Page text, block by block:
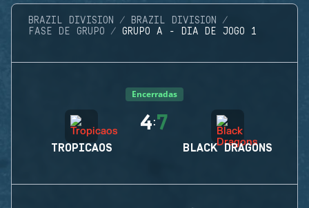
BRAZIL DIVISION
BRAZIL DIVISION
FASE DE GRUPO
GRUPO A - DIA DE JOGO 1
Encerradas
TROPICAOS
4:7
BLACK DRAGONS